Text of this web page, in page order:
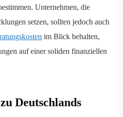
Unternehmen, die
setzen, sollten jedoch auch
im Blick behalten,
auf einer soliden finanziellen
Deutschlands